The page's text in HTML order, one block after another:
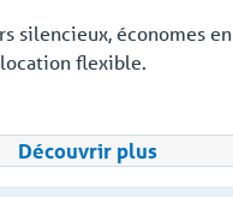
silencieux, économes en
flexible.
Découvrir plus